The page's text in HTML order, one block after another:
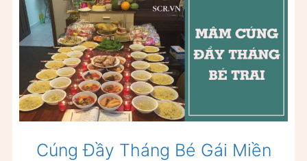
Cúng Đầy Tháng Bé Gái Miền